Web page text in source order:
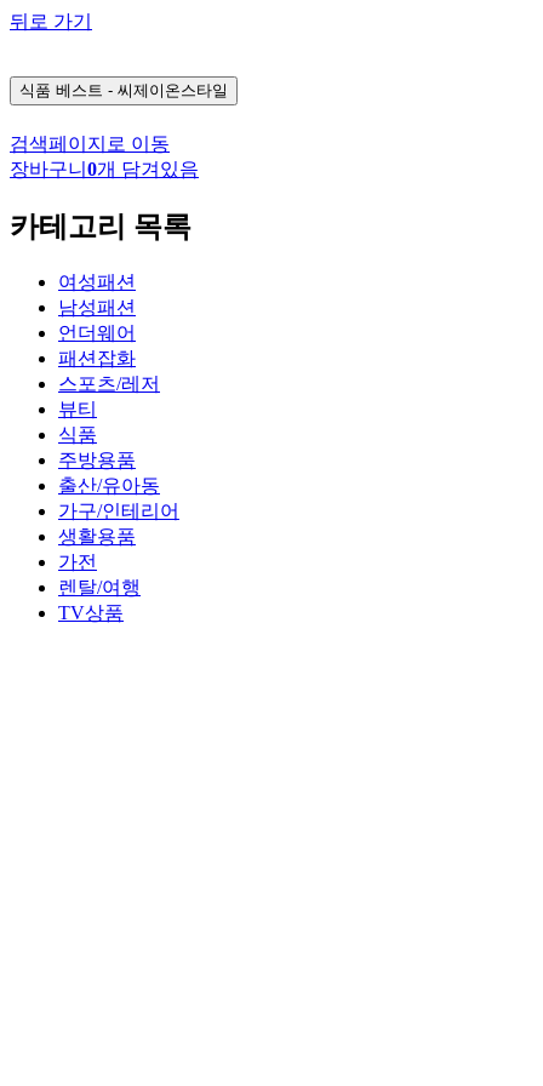
뒤로 가기
식품 베스트 - 씨제이온스타일
검색페이지로 이동
장바구니 0개 담겨있음
카테고리 목록
여성패션
남성패션
언더웨어
패션잡화
스포츠/레저
뷰티
식품
주방용품
출산/유아동
가구/인테리어
생활용품
가전
렌탈/여행
TV상품